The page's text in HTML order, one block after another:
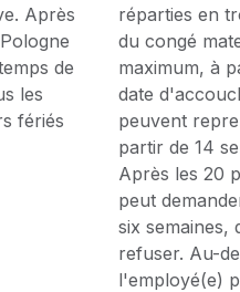
Après
de
les
fériés
réparties en
du congé
maximum, à
date
peuvent
partir de 14
Après les 20
peut
six semaines,
refuser. Au-
l'employé(e)